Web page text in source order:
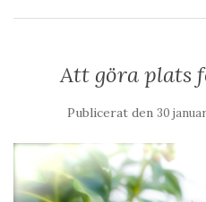
Att göra plats
Publicerat den 30